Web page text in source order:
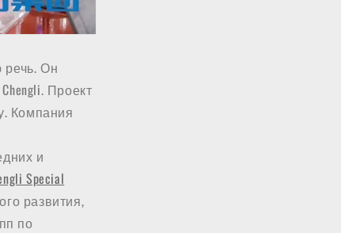
речь. Он
Проект
Компания
и
Special
развития,
по